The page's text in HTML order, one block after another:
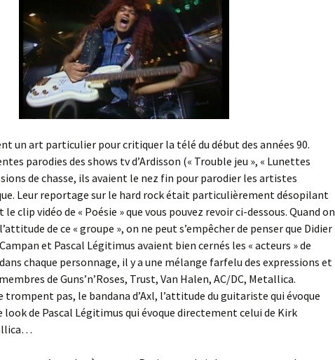
un art particulier pour critiquer la télé du début des années 90.
parodies des shows tv d’Ardisson (« Trouble jeu », « Lunettes
de chasse, ils avaient le nez fin pour parodier les artistes
Leur reportage sur le hard rock était particulièrement désopilant
clip vidéo de « Poésie » que vous pouvez revoir ci-dessous. Quand on
de ce « groupe », on ne peut s’empêcher de penser que Didier
et Pascal Légitimus avaient bien cernés les « acteurs » de
chaque personnage, il y a une mélange farfelu des expressions et
de Guns’n’Roses, Trust, Van Halen, AC/DC, Metallica.
trompent pas, le bandana d’Axl, l’attitude du guitariste qui évoque
look de Pascal Légitimus qui évoque directement celui de Kirk